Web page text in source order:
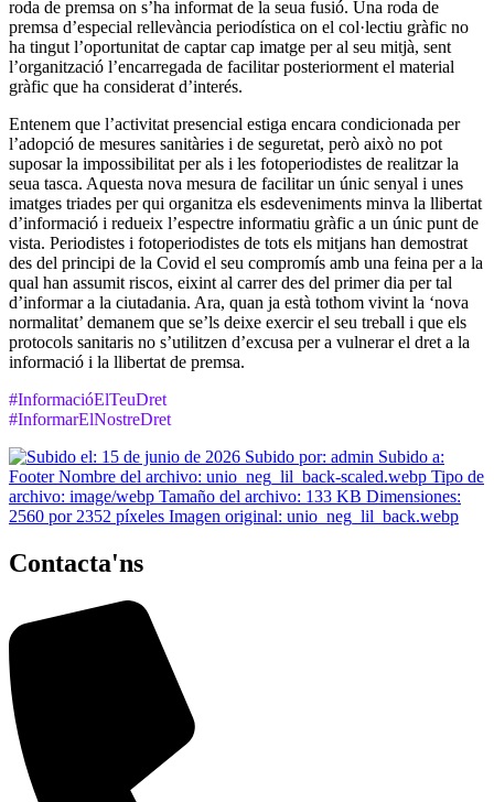
roda de premsa on s’ha informat de la seua fusió. Una roda de
premsa d’especial rellevància periodística on el col·lectiu gràfic no
ha tingut l’oportunitat de captar cap imatge per al seu mitjà, sent
l’organització l’encarregada de facilitar posteriorment el material
gràfic que ha considerat d’interés.
Entenem que l’activitat presencial estiga encara condicionada per
l’adopció de mesures sanitàries i de seguretat, però això no pot
suposar la impossibilitat per als i les fotoperiodistes de realitzar la
seua tasca. Aquesta nova mesura de facilitar un únic senyal i unes
imatges triades per qui organitza els esdeveniments minva la llibertat
d’informació i redueix l’espectre informatiu gràfic a un únic punt de
vista. Periodistes i fotoperiodistes de tots els mitjans han demostrat
des del principi de la Covid el seu compromís amb una feina per a la
qual han assumit riscos, eixint al carrer des del primer dia per tal
d’informar a la ciutadania. Ara, quan ja està tothom vivint la ‘nova
normalitat’ demanem que se’ls deixe exercir el seu treball i que els
protocols sanitaris no s’utilitzen d’excusa per a vulnerar el dret a la
informació i la llibertat de premsa.
#InformacióElTeuDret
#InformarElNostreDret
Contacta'ns